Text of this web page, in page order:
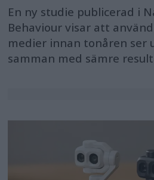
En ny studie publicerad i
Behaviour visar att
medier innan tonåren ser
samman med sämre